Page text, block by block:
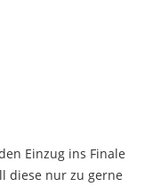
Einzug ins Finale
diese nur zu gerne